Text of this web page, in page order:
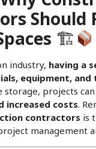
Should
🏗
industry, having a
equipment, and
storage, projects
increased costs.
contractors is
management